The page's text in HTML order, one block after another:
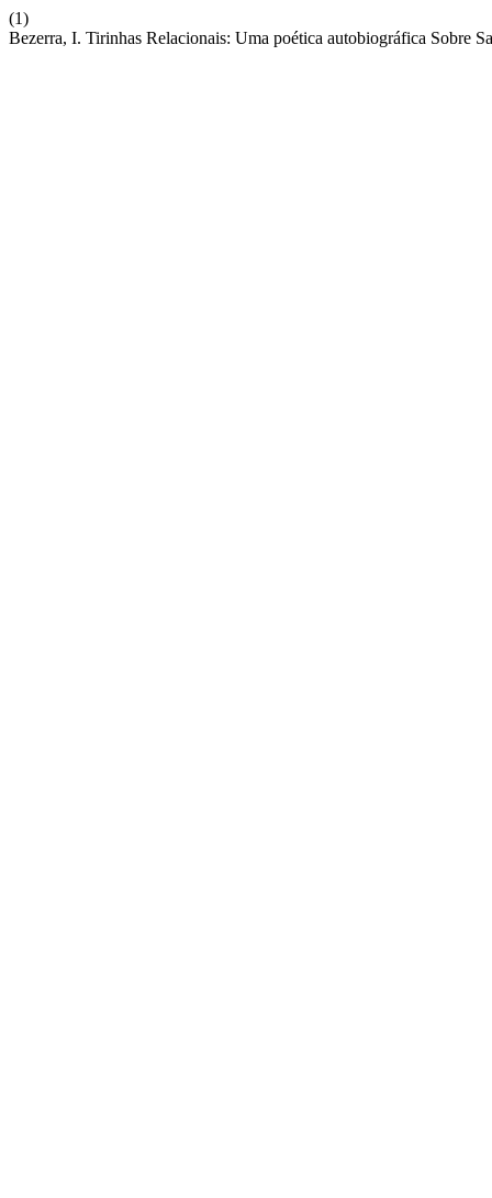
(1)
Bezerra, I. Tirinhas Relacionais: Uma poética autobiográfica Sobre